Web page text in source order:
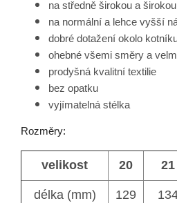
na středně širokou a
na normální a lehce vyšší
dobré dotažení okolo
ohebné všemi směry a
prodyšná kvalitní textilie
bez opatku
vyjímatelná stélka
Rozměry:
velikost 20 21
délka (mm) 129